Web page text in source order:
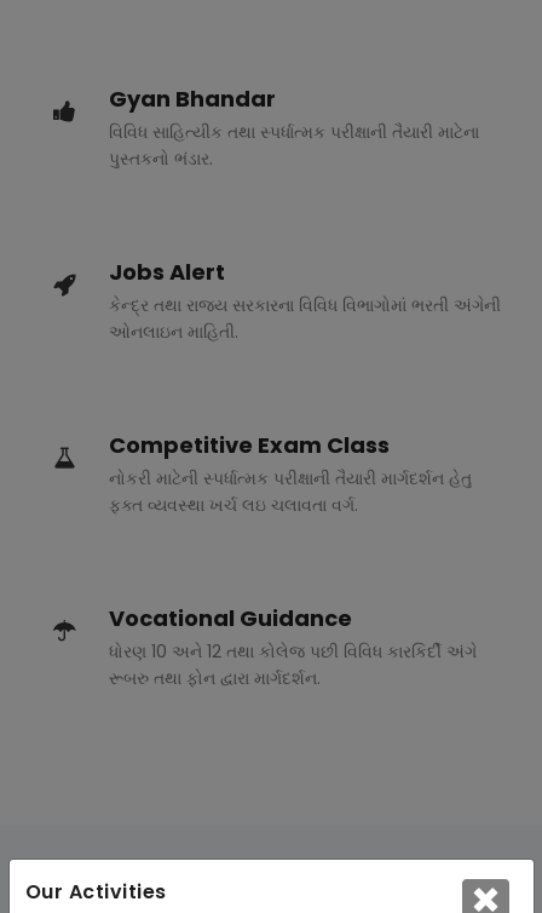
Our Activities
Gyan Bhandar
વિવિધ સાહિત્યીક તથા સ્પર્ધાત્મક પરીક્ષાની તૈયારી માટેના
પુસ્તકનો ભંડાર.
Jobs Alert
કેન્દ્ર તથા રાજ્ય સરકારના વિવિધ વિભાગોમાં ભરતી અંગેની
ઓનલાઇન માહિતી.
Competitive Exam Class
નોકરી માટેની સ્પર્ધાત્મક પરીક્ષાની તૈયારી માર્ગદર્શન હેતુ
ફક્ત વ્યવસ્થા ખર્ચ લઇ ચલાવતા વર્ગ.
Vocational Guidance
ધોરણ 10 અને 12 તથા કોલેજ પછી વિવિધ કારકિર્દી અંગે
રૂબરુ તથા ફોન દ્વારા માર્ગદર્શન.